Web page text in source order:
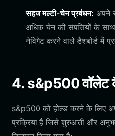
सहज मल्टी-चेन प्रबंधन: अपने
अधिक चेन की संपत्तियों के
नेविगेट करने वाले डैशबोर्ड में
4. s&p500 वॉलेट
s&p500 को होल्ड करने के लिए
प्रक्रिया है जिसे शुरुआती और अनुभवी